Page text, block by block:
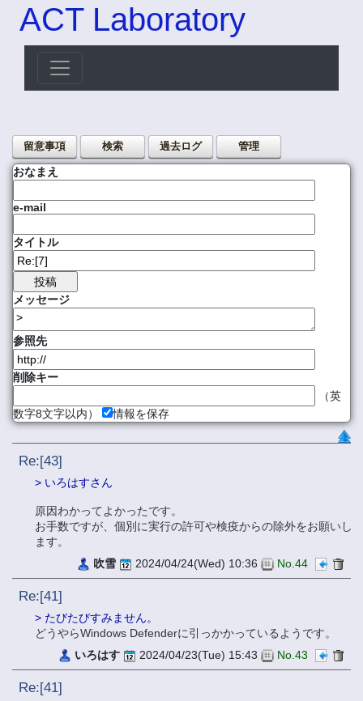
ACT Laboratory
留意事項 検索 過去ログ 管理
おなまえ
e-mail
タイトル
メッセージ
参照先
削除キー
（英
数字8文字以内）
情報を保存
Re:[43]
> いろはすさん
原因わかってよかったです。
お手数ですが、個別に実行の許可や検疫からの除外をお願いし
ます。
吹雪
2024/04/24(Wed) 10:36 No.44
Re:[41]
> たびたびすみません。
どうやらWindows Defenderに引っかかっているようです。
いろはす
2024/04/23(Tue) 15:43 No.43
Re:[41]